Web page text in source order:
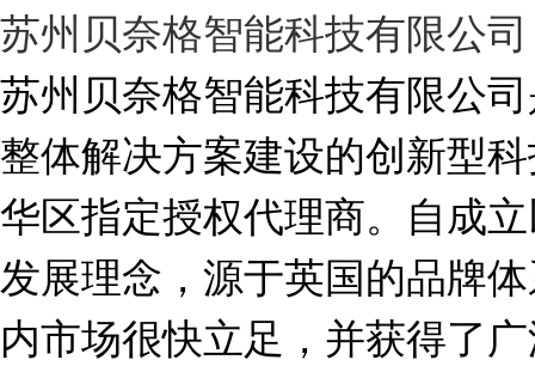
苏州贝奈格智能科技有限公司
苏州贝奈格智能科技有限公
整体解决方案建设的创新型
华区指定授权代理商。自成
发展理念，源于英国的品牌
内市场很快立足，并获得了